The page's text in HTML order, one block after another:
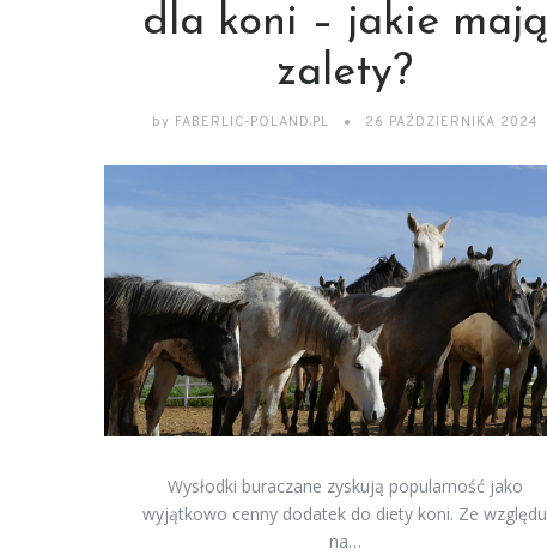
dla koni – jakie mają
zalety?
by FABERLIC-POLAND.PL 26 PAŹDZIERNIKA 2024
Wysłodki buraczane zyskują popularność jako
wyjątkowo cenny dodatek do diety koni. Ze względu
na…